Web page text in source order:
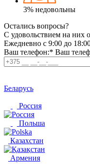
3% недовольны
Остались вопросы?
C удовольствием на них
Ежедневно с 9:00 до
Ваш телефон:* Ваш
Беларусь
Россия
Польша
Казахстан
Армения